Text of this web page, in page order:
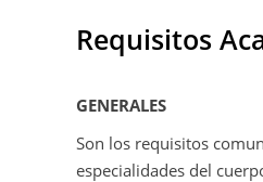
Requisitos
GENERALES
Son los requisitos
especialidades del